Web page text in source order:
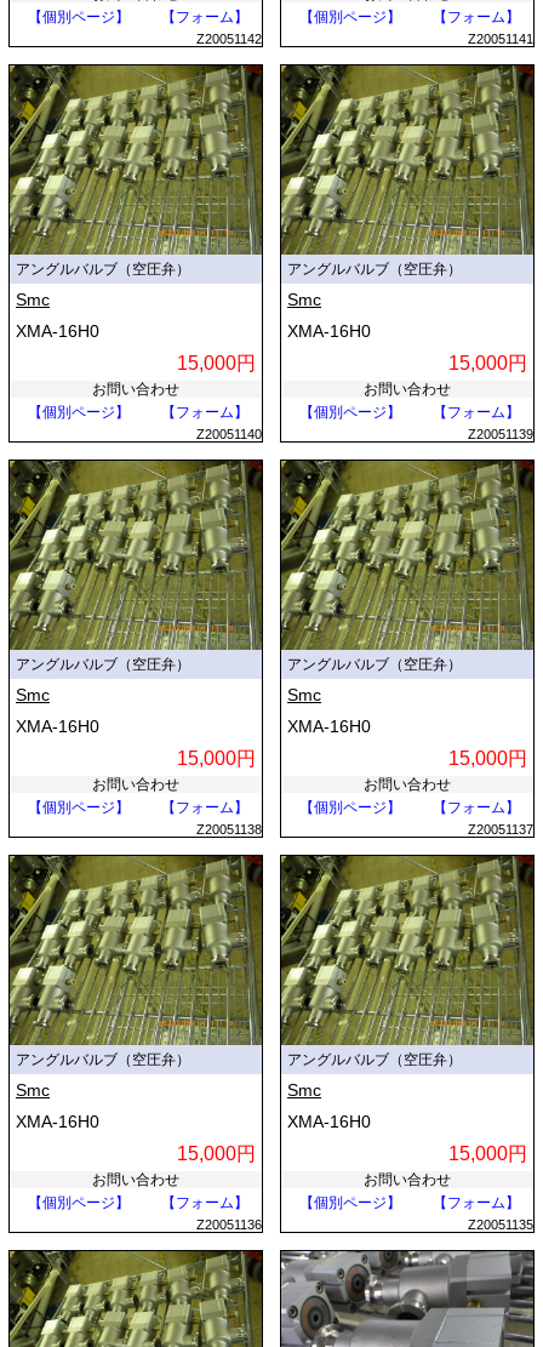
【個別ページ】
【フォーム】
Z20051142
【個別ページ】
【フォーム】
Z20051141
アングルバルブ（空圧弁）
Smc
XMA-16H0
15,000円
お問い合わせ
【個別ページ】
【フォーム】
Z20051140
アングルバルブ（空圧弁）
Smc
XMA-16H0
15,000円
お問い合わせ
【個別ページ】
【フォーム】
Z20051139
アングルバルブ（空圧弁）
Smc
XMA-16H0
15,000円
お問い合わせ
【個別ページ】
【フォーム】
Z20051138
アングルバルブ（空圧弁）
Smc
XMA-16H0
15,000円
お問い合わせ
【個別ページ】
【フォーム】
Z20051137
アングルバルブ（空圧弁）
Smc
XMA-16H0
15,000円
お問い合わせ
【個別ページ】
【フォーム】
Z20051136
アングルバルブ（空圧弁）
Smc
XMA-16H0
15,000円
お問い合わせ
【個別ページ】
【フォーム】
Z20051135